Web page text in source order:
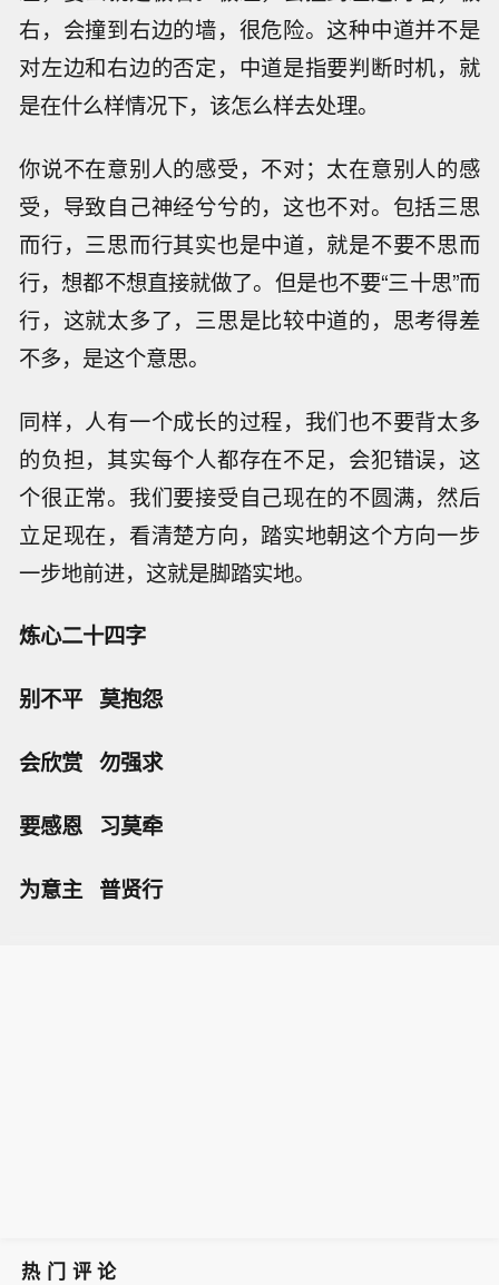
右，会撞到右边的墙，很危险。这种中道并不是
对左边和右边的否定，中道是指要判断时机，就
是在什么样情况下，该怎么样去处理。
你说不在意别人的感受，不对；太在意别人的感
受，导致自己神经兮兮的，这也不对。包括三思
而行，三思而行其实也是中道，就是不要不思而
行，想都不想直接就做了。但是也不要“三十思”而
行，这就太多了，三思是比较中道的，思考得差
不多，是这个意思。
同样，人有一个成长的过程，我们也不要背太多
的负担，其实每个人都存在不足，会犯错误，这
个很正常。我们要接受自己现在的不圆满，然后
立足现在，看清楚方向，踏实地朝这个方向一步
一步地前进，这就是脚踏实地。
炼心二十四字
别不平 莫抱怨
会欣赏 勿强求
要感恩 习莫牵
为意主 普贤行
热门评论